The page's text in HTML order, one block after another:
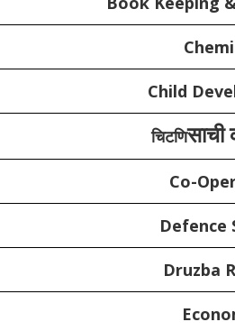
Child
चिटणिसाची
Co-
Defence
Druzba